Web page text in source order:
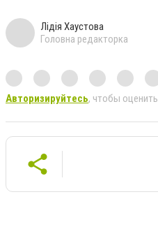
Лідія Хаустова
Головна редакторка
Авторизируйтесь, чтобы оценить